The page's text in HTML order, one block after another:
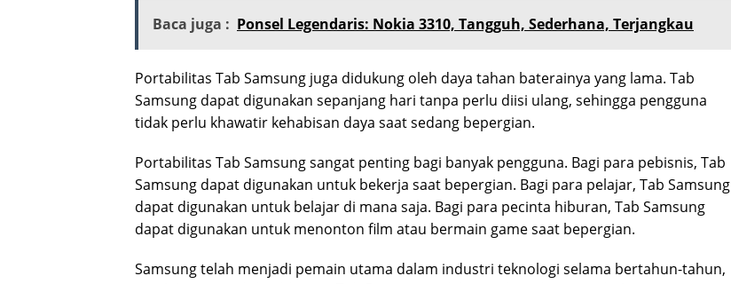
Baca juga : Ponsel Legendaris: Nokia 3310, Tangguh, Sederhana, Terjangkau
Portabilitas Tab Samsung juga didukung oleh daya tahan baterainya yang lama. Tab
Samsung dapat digunakan sepanjang hari tanpa perlu diisi ulang, sehingga pengguna
tidak perlu khawatir kehabisan daya saat sedang bepergian.
Portabilitas Tab Samsung sangat penting bagi banyak pengguna. Bagi para pebisnis, Tab
Samsung dapat digunakan untuk bekerja saat bepergian. Bagi para pelajar, Tab Samsung
dapat digunakan untuk belajar di mana saja. Bagi para pecinta hiburan, Tab Samsung
dapat digunakan untuk menonton film atau bermain game saat bepergian.
Samsung telah menjadi pemain utama dalam industri teknologi selama bertahun-tahun,